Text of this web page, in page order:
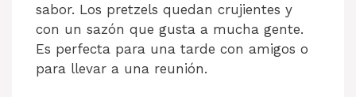
sabor. Los pretzels quedan crujientes y
con un sazón que gusta a mucha gente.
Es perfecta para una tarde con amigos o
para llevar a una reunión.